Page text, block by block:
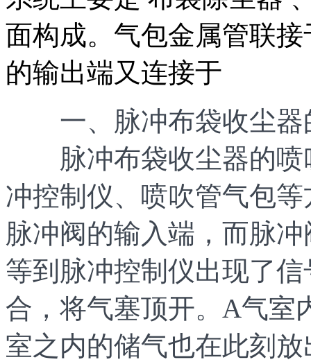
面构成。气包金属管联
的输出端又连接于
一、脉冲布袋收尘器
脉冲布袋收尘器的喷
冲控制仪、喷吹管气包
脉冲阀的输入端，而脉
等到脉冲控制仪出现了
合，将气塞顶开。A气室
室之内的储气也在此刻